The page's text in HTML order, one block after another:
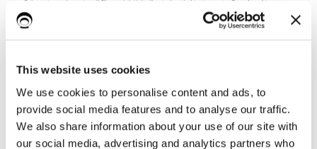
This website uses cookies
We use cookies to personalise content and ads, to
provide social media features and to analyse our traffic.
We also share information about your use of our site with
our social media, advertising and analytics partners who
Durante la procedura di importazione UTOPIA effettua
alcuni controllisui dati: